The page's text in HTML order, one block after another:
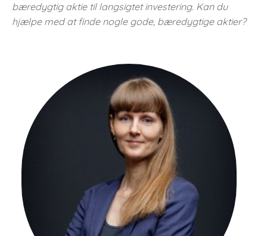
bæredygtig aktie til langsigtet investering. Kan du
hjælpe med at finde nogle gode, bæredygtige aktier?